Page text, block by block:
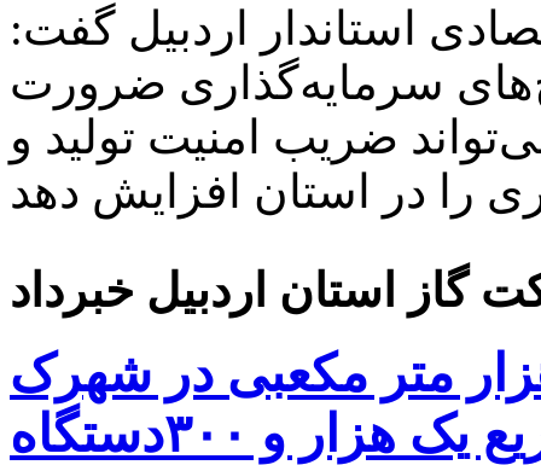
استاندار اردبیل گفت:
سرمایه‌گذاری ضرورت
ضریب امنیت تولید و
ایستگاه گاز۲۰۰هزار متر مکعبی در شهرک
گلخانه ای پارس آبادمغان/توزیع یک هزار و ۳۰۰دستگاه